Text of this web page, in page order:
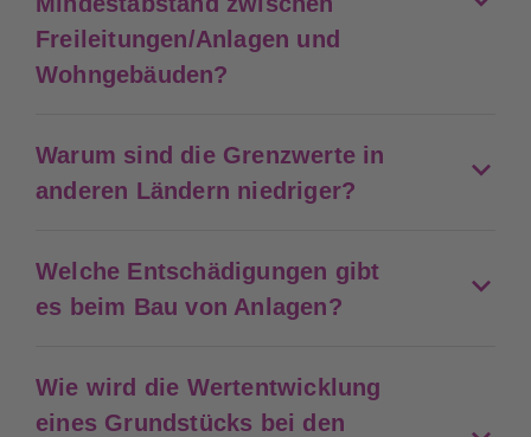
Freileitungen/Anlagen und
Wohngebäuden?
Warum sind die Grenzwerte in
anderen Ländern niedriger?
Welche Entschädigungen gibt
es beim Bau von Anlagen?
Wie wird die Wertentwicklung
eines Grundstücks bei den